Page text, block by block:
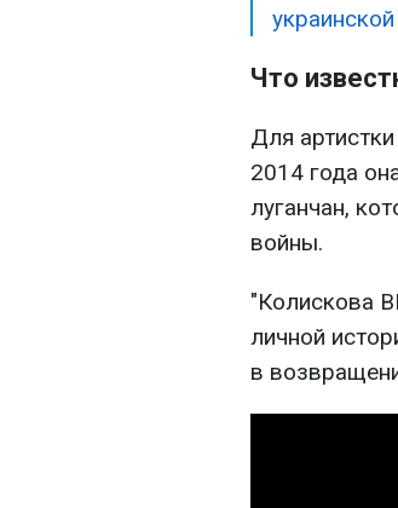
Что
Для
2014 года
луганчан,
войны.
"Колискова
личной
в